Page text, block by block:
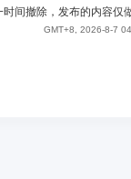
时间撤除，发布的内容仅
GMT+8, 2026-8-7